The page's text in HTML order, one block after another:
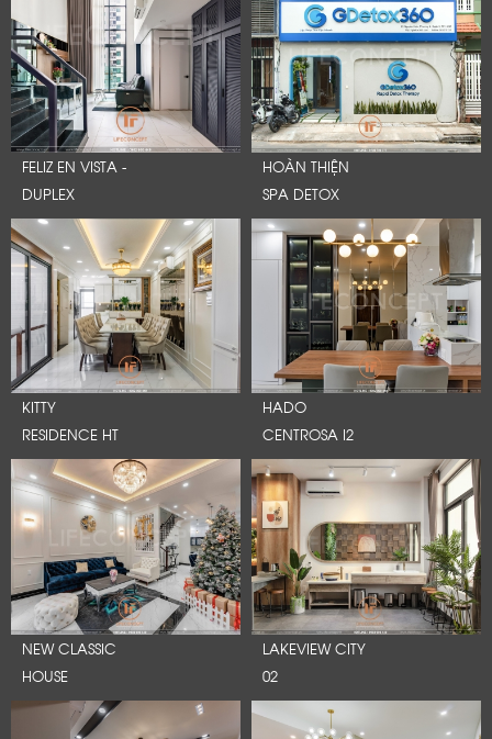
FELIZ EN VISTA -
DUPLEX
HOÀN THIỆN
SPA DETOX
KITTY
RESIDENCE HT
HADO
CENTROSA I2
NEW CLASSIC
HOUSE
LAKEVIEW CITY
02